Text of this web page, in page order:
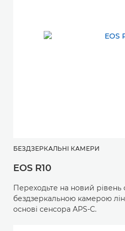
БЕЗДЗЕРКАЛЬНІ КАМЕРИ
EOS R10
Переходьте на новий рівень
бездзеркальною камерою
основі сенсора APS-C.